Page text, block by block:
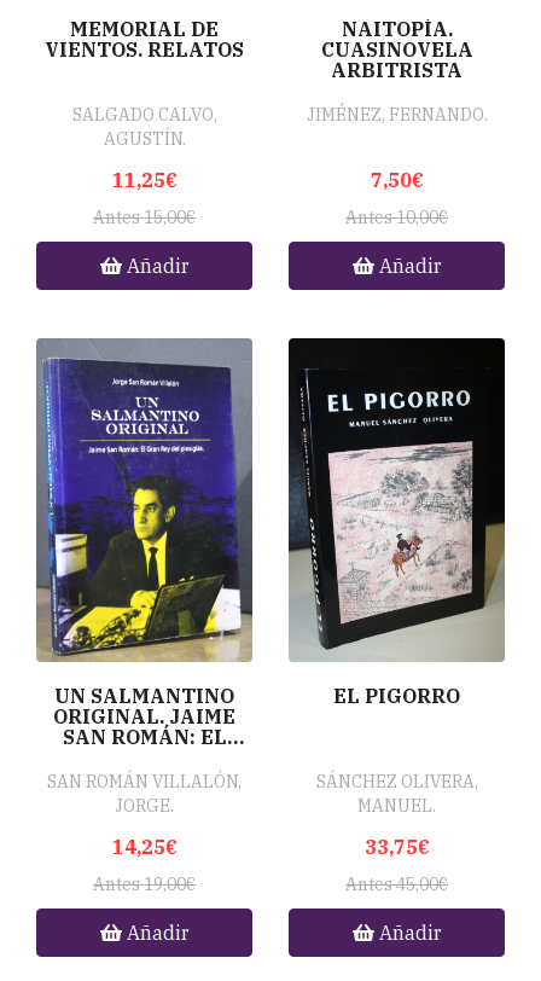
MEMORIAL DE
VIENTOS. RELATOS
SALGADO CALVO,
AGUSTÍN.
11,25€
Antes 15,00€
Añadir
NAITOPÍA.
CUASINOVELA
ARBITRISTA
JIMÉNEZ, FERNANDO.
7,50€
Antes 10,00€
Añadir
UN SALMANTINO
ORIGINAL. JAIME
SAN ROMÁN: EL
PLEXIGLÁS
SAN ROMÁN VILLALÓN,
JORGE.
14,25€
Antes 19,00€
Añadir
EL PIGORRO
SÁNCHEZ OLIVERA,
MANUEL.
33,75€
Antes 45,00€
Añadir